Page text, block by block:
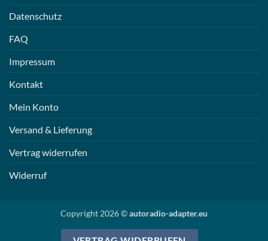
Datenschutz
FAQ
Impressum
Kontakt
Mein Konto
Versand & Lieferung
Vertrag widerrufen
Widerruf
Copyright 2026 ©autoradio-adapter.eu